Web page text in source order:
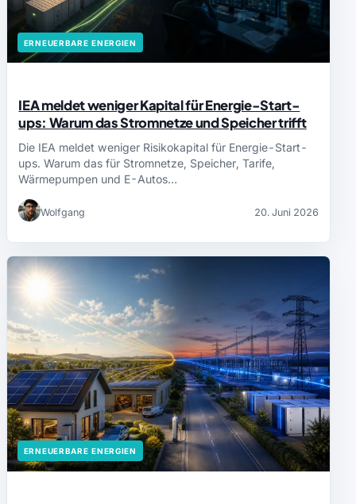
ERNEUERBARE ENERGIEN
IEA meldet weniger Kapital für Energie-Start-
ups: Warum das Stromnetze und Speicher trifft
Die IEA meldet weniger Risikokapital für Energie-Start-
ups. Warum das für Stromnetze, Speicher, Tarife,
Wärmepumpen und E-Autos…
Wolfgang 20. Juni 2026
ERNEUERBARE ENERGIEN